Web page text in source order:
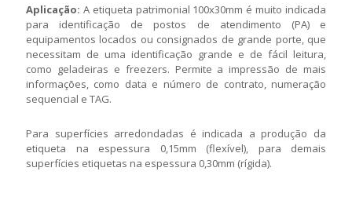
Aplicação: A etiqueta patrimonial 100x30mm é muito indicada
para identificação de postos de atendimento (PA) e
equipamentos locados ou consignados de grande porte, que
necessitam de uma identificação grande e de fácil leitura,
como geladeiras e freezers. Permite a impressão de mais
informações, como data e número de contrato, numeração
sequencial e TAG.
Para superfícies arredondadas é indicada a produção da
etiqueta na espessura 0,15mm (flexível), para demais
superfícies etiquetas na espessura 0,30mm (rígida).